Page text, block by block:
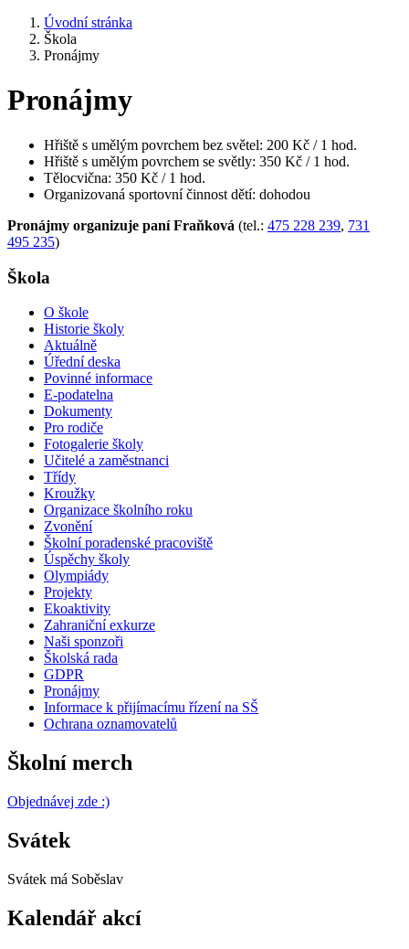
Úvodní stránka
Škola
Pronájmy
Pronájmy
Hřiště s umělým povrchem bez světel: 200 Kč / 1 hod.
Hřiště s umělým povrchem se světly: 350 Kč / 1 hod.
Tělocvična: 350 Kč / 1 hod.
Organizovaná sportovní činnost dětí: dohodou
Pronájmy organizuje paní Fraňková (tel.: 475 228 239, 731
495 235)
Škola
O škole
Historie školy
Aktuálně
Úřední deska
Povinné informace
E-podatelna
Dokumenty
Pro rodiče
Fotogalerie školy
Učitelé a zaměstnanci
Třídy
Kroužky
Organizace školního roku
Zvonění
Školní poradenské pracoviště
Úspěchy školy
Olympiády
Projekty
Ekoaktivity
Zahraniční exkurze
Naši sponzoři
Školská rada
GDPR
Pronájmy
Informace k přijímacímu řízení na SŠ
Ochrana oznamovatelů
Školní merch
Objednávej zde :)
Svátek
Svátek má Soběslav
Kalendář akcí